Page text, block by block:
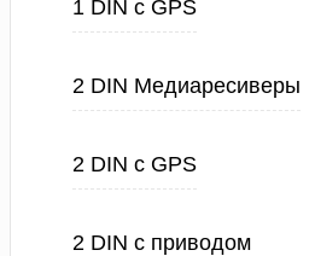
1 DIN с GPS
2 DIN Медиаресиверы
2 DIN с GPS
2 DIN с приводом